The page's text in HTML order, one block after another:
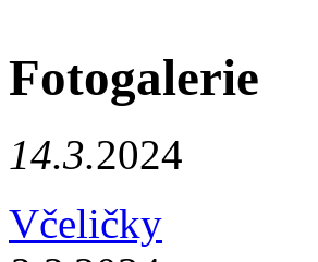
Fotogalerie
14.3.2024
Včeličky